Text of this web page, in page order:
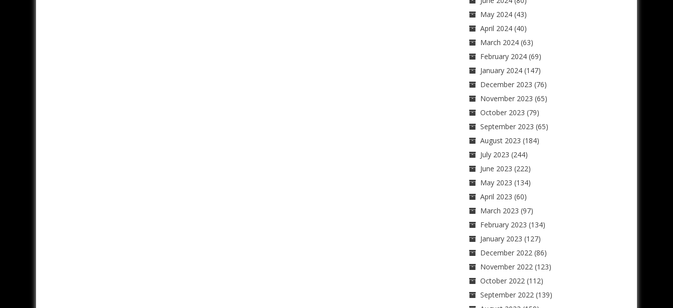
May 2024(43)
April 2024(40)
March 2024(63)
February 2024(69)
January 2024(147)
December 2023 (76)
November 2023 (65)
October 2023 (79)
September 2023 (65)
August 2023 (184)
July 2023 (244)
June 2023 (222)
May 2023 (134)
April 2023 (60)
March 2023 (97)
February 2023 (134)
January 2023 (127)
December 2022(86)
November 2022(123)
October 2022(112)
September 2022(139)